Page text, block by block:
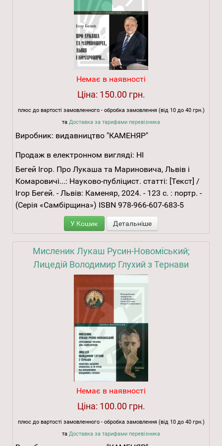
Немає в наявності
Ціна: 150.00 грн.
плюс до вартості замовленного - обробка замовлення (від 10 до 40 грн.)
та Доставка за тарифами перевізника
Виробник: видавництво "КАМЕНЯР"
Продаж в електронном вигляді: НІ
Бегей Ігор. Про Лукаша та Мариновича, Львів і
Комаровичі...: Науково-публіцист. статті: [Текст] /
Ігор Бегей. - Львів: Каменяр, 2024. - 123 с. : портр. -
(Серія «Самбірщина») ISBN 978-966-607-683-5
У Кошик Детальніше
Мисленик Лукаш Русин-Новоміський;
Лицедій Володимир Глухий з Тернави
Немає в наявності
Ціна: 100.00 грн.
плюс до вартості замовленного - обробка замовлення (від 10 до 40 грн.)
та Доставка за тарифами перевізника